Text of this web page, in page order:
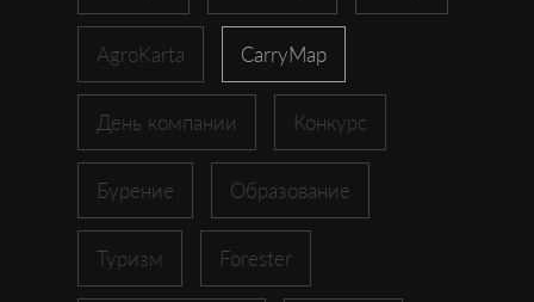
AgroKarta CarryMap
День компании Конкурс
Бурение Образование
Туризм Forester